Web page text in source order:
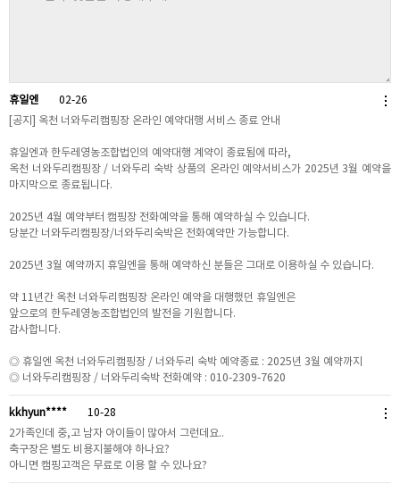
휴일엔
02-26
[공지] 옥천 너와두리캠핑장 온라인 예약대행 서비스 종료 안내
휴일엔과 한두레영농조합법인의 예약대행 계약이 종료됨에 따라,
옥천 너와두리캠핑장 / 너와두리 숙박 상품의 온라인 예약서비스가 2025년 3월 예약을
마지막으로 종료됩니다.
2025년 4월 예약부터 캠핑장 전화예약을 통해 예약하실 수 있습니다.
당분간 너와두리캠핑장/너와두리숙박은 전화예약만 가능합니다.
2025년 3월 예약까지 휴일엔을 통해 예약하신 분들은 그대로 이용하실 수 있습니다.
약 11년간 옥천 너와두리캠핑장 온라인 예약을 대행했던 휴일엔은
앞으로의 한두레영농조합법인의 발전을 기원합니다.
감사합니다.
◎ 휴일엔 옥천 너와두리캠핑장 / 너와두리 숙박 예약종료 : 2025년 3월 예약까지
◎ 너와두리캠핑장 / 너와두리숙박 전화예약 : 010-2309-7620
kkhyun****
10-28
2가족인데 중,고 남자 아이들이 많아서 그런데요..
축구장은 별도 비용지불해야 하나요?
아니면 캠핑고객은 무료로 이용 할 수 있나요?